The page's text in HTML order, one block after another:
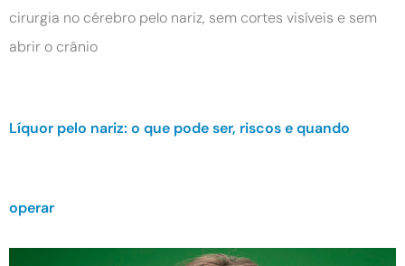
cirurgia no cérebro pelo nariz, sem cortes visíveis e sem
abrir o crânio
Líquor pelo nariz: o que pode ser, riscos e quando
operar